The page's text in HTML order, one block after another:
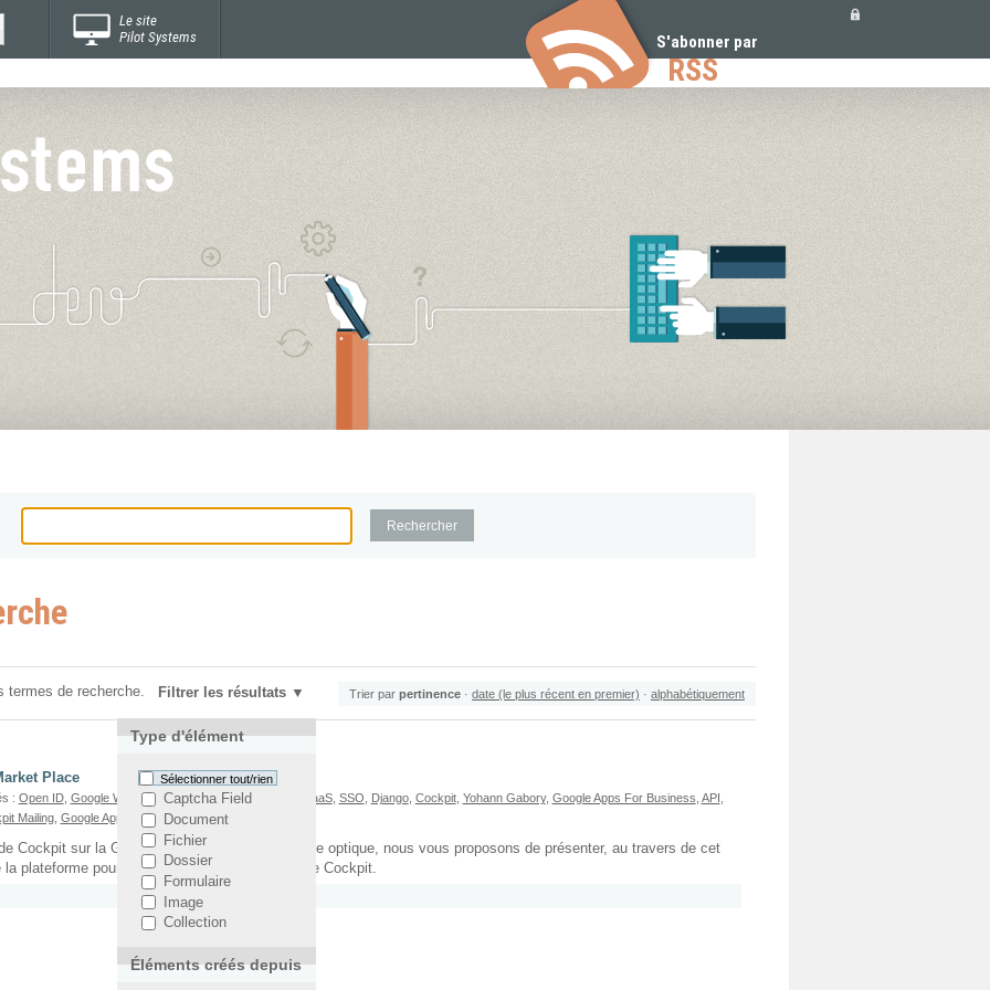
Le site
Pilot Systems
S'abonner par
RSS
termes de recherche. Filtrer les résultats
Type d'élément
Sélectionner tout/rien
Captcha Field
Document
Fichier
Dossier
Formulaire
Image
Collection
Éléments créés depuis
Trier par pertinence · date (le plus récent en premier) · alphabétiquement
Place
: Open ID, Google Wallet,Joseph Rozencwajg SaaS, SSO Django, Cockpit, Yohann Gabory, Google Apps For Business API
Mailing, Google Apps Google Payement
Cockpit sur la Google Market Place. Dans cette optique, nous vous proposons de présenter, au travers de cet
plateforme pour une application SaaS telle que Cockpit.